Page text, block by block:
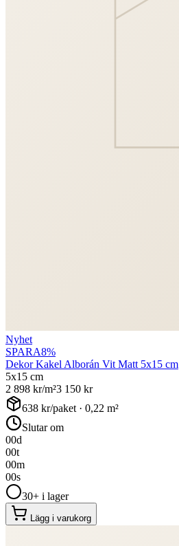
Nyhet
SPARA8%
Dekor Kakel Alborán Vit Matt 5x15 cm
5x15 cm
2 898 kr/m²3 150 kr
638 kr/paket · 0,22 m²
Slutar om
00d
00t
00m
00s
30+ i lager
Lägg i varukorg